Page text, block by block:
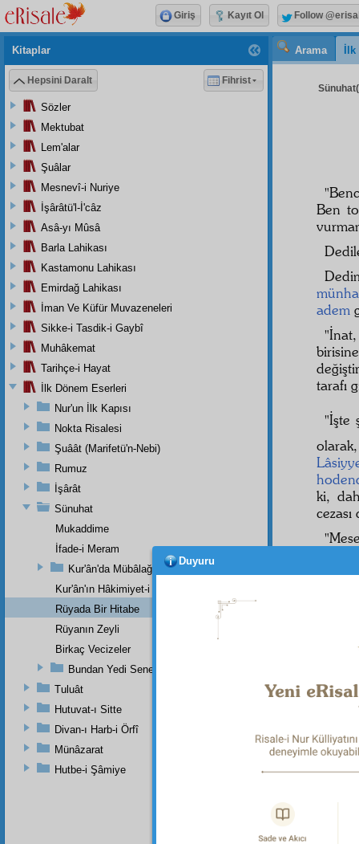
Arama
Ben
adem
tarafı
"İşte
ki,
Kitaplar
Hepsini Daralt Fihrist
Sözler
Mektubat
Lem'alar
Şuâlar
Mesnevî-i Nuriye
İşârâtü'l-İ'câz
Asâ-yı Mûsâ
Barla Lahikası
Kastamonu Lahikası
Emirdağ Lahikası
İman Ve Küfür Muvazeneleri
Sikke-i Tasdik-i Gaybî
Muhâkemat
Tarihçe-i Hayat
İlk Dönem Eserleri
Nur'un İlk Kapısı
Nokta Risalesi
Şuâât (Marifetü'n-Nebi)
Rumuz
İşârât
Sünuhat
Mukaddime
İfade-i Meram
Kur'ân'da Mübâlağa, Mücâzefe Yoktur
Kur'ân'ın Hâkimiyet-i Mutlakası
Rüyada Bir Hitabe
Rüyanın Zeyli
Birkaç Vecizeler
Bundan Yedi Sene Evvel Bir Risaleme Yazdığım Zeyl
Tuluât
Hutuvat-ı Sitte
Divan-ı Harb-i Örfî
Münâzarat
Hutbe-i Şâmiye
Giriş Kayıt Ol Follow
Duyuru